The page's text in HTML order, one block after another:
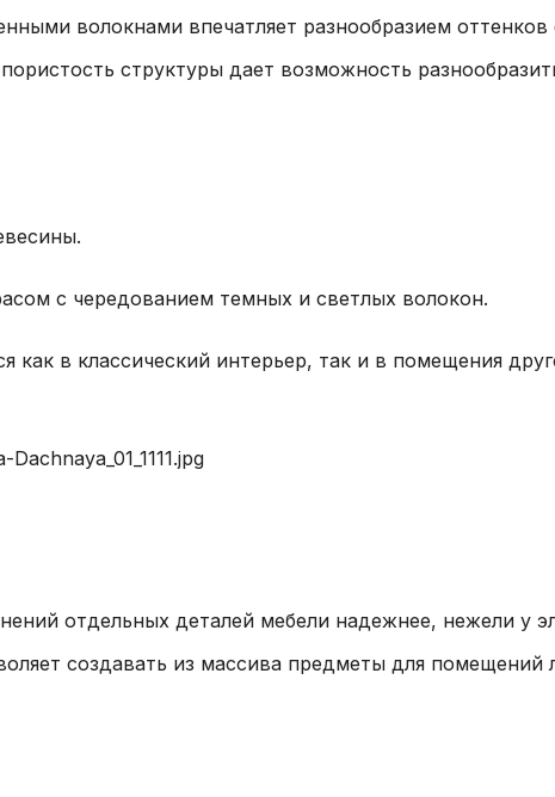
волокнами впечатляет разнообразием оттенков
структуры дает возможность
с чередованием темных и светлых волокон.
в классический интерьер, так и в помещения
отдельных деталей мебели надежнее, нежели у
создавать из массива предметы для помещений